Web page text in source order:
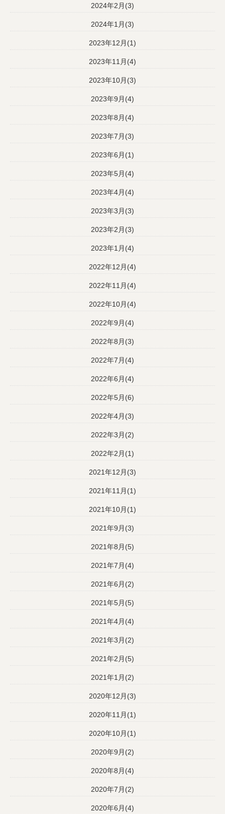
2024年2月(3)
2024年1月(3)
2023年12月(1)
2023年11月(4)
2023年10月(3)
2023年9月(4)
2023年8月(4)
2023年7月(3)
2023年6月(1)
2023年5月(4)
2023年4月(4)
2023年3月(3)
2023年2月(3)
2023年1月(4)
2022年12月(4)
2022年11月(4)
2022年10月(4)
2022年9月(4)
2022年8月(3)
2022年7月(4)
2022年6月(4)
2022年5月(6)
2022年4月(3)
2022年3月(2)
2022年2月(1)
2021年12月(3)
2021年11月(1)
2021年10月(1)
2021年9月(3)
2021年8月(5)
2021年7月(4)
2021年6月(2)
2021年5月(5)
2021年4月(4)
2021年3月(2)
2021年2月(5)
2021年1月(2)
2020年12月(3)
2020年11月(1)
2020年10月(1)
2020年9月(2)
2020年8月(4)
2020年7月(2)
2020年6月(4)